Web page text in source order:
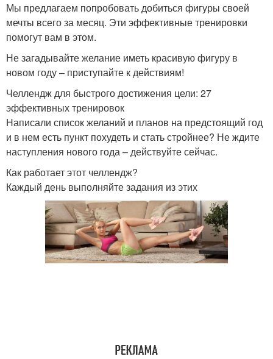
Мы предлагаем попробовать добиться фигуры своей
мечты всего за месяц. Эти эффективные тренировки
помогут вам в этом.
Не загадывайте желание иметь красивую фигуру в
новом году – приступайте к действиям!
Челлендж для быстрого достижения цели: 27
эффективных тренировок
Написали список желаний и планов на предстоящий год
и в нем есть пункт похудеть и стать стройнее? Не ждите
наступления нового года – действуйте сейчас.
Как работает этот челлендж?
Каждый день выполняйте задания из этих